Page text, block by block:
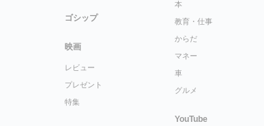
ゴシップ
映画
レビュー
プレゼント
特集
本
教育・仕事
からだ
マネー
車
グルメ
YouTube